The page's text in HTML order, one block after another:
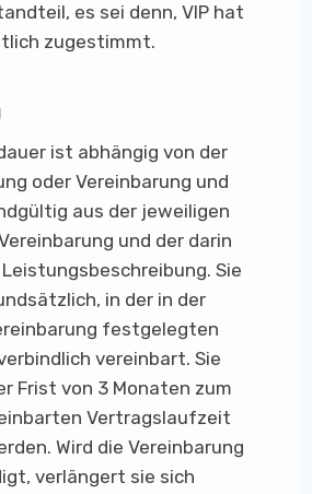
es sei denn, VIP hat
zugestimmt.
ist abhängig von der
oder Vereinbarung und
aus der jeweiligen
und der darin
Sie
in der in der
festgelegten
vereinbart. Sie
Frist von 3 Monaten zum
Vertragslaufzeit
Wird die Vereinbarung
verlängert sie sich